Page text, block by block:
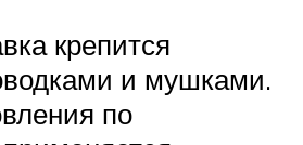
крепится
и мушками.
по